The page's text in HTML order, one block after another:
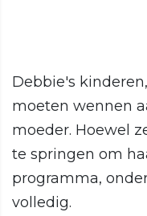
Debbie's
moeten wennen
moeder. Hoewel
te springen om
programma,
volledig.